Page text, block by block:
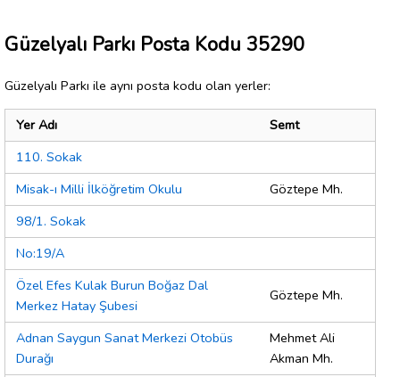
Güzelyalı Parkı Posta Kodu 35290
Güzelyalı Parkı ile aynı posta kodu olan yerler:
Yer Adı
Semt
110. Sokak
Misak-ı Milli İlköğretim Okulu
Göztepe Mh.
98/1. Sokak
No:19/A
Özel Efes Kulak Burun Boğaz Dal
Merkez Hatay Şubesi
Göztepe Mh.
Adnan Saygun Sanat Merkezi Otobüs
Durağı
Mehmet Ali
Akman Mh.